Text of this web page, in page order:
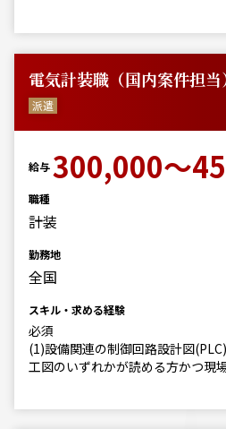
電気計装職（国内案件担当
派遣
給与300,000～
職種
計装
勤務地
全国
スキル・求める経験
必須
(1)設備関連の制御回路設計図
工図のいずれかが読める方かつ現